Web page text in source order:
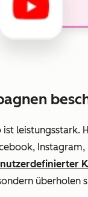
ist leistungsstark.
überholen